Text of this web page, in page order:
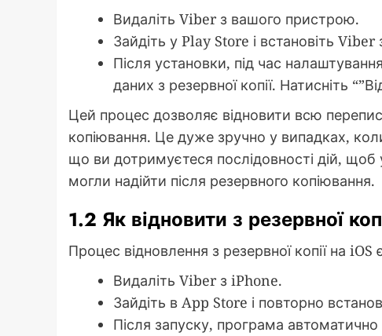
Видаліть Viber з вашого пристрою.
Зайдіть у Play Store і встановіть Viber
Після установки, під час
даних з резервної копії. Натисніть
Цей процес дозволяє відновити всю
копіювання. Це дуже зручно у випадках,
що ви дотримуєтеся послідовності дій,
могли надійти після резервного копіювання.
1.2 Як відновити з резервної
Процес відновлення з резервної копії на
Видаліть Viber з iPhone.
Зайдіть в App Store і повторно
Після запуску, програма